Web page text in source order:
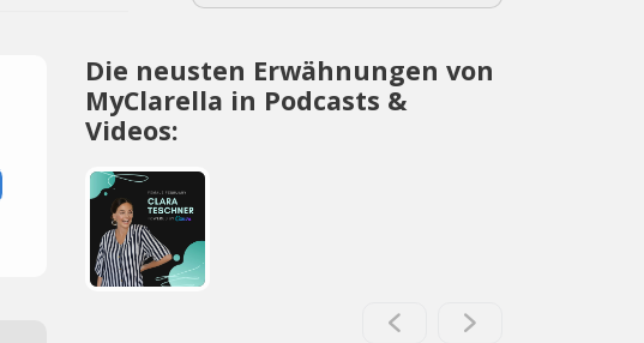
Die neusten Erwähnungen von
MyClarella in Podcasts &
Videos: